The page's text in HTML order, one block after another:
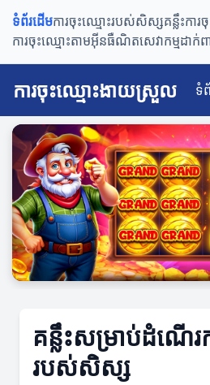
ទំព័រដើមការចុះឈ្មោះរបស់សិស្សគន្លឹះការ
ការចុះឈ្មោះតាមអ៊ីនធឺណិតសេវាកម្មដាក់ព
ការចុះឈ្មោះងាយស្រួល ទំ
គន្លឹះសម្រាប់ដំណើរ
របស់សិស្ស